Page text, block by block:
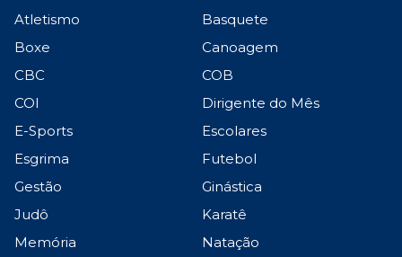
Atletismo
Basquete
Boxe
Canoagem
CBC
COB
COI
Dirigente do Mês
E-Sports
Escolares
Esgrima
Futebol
Gestão
Ginástica
Judô
Karatê
Memória
Natação